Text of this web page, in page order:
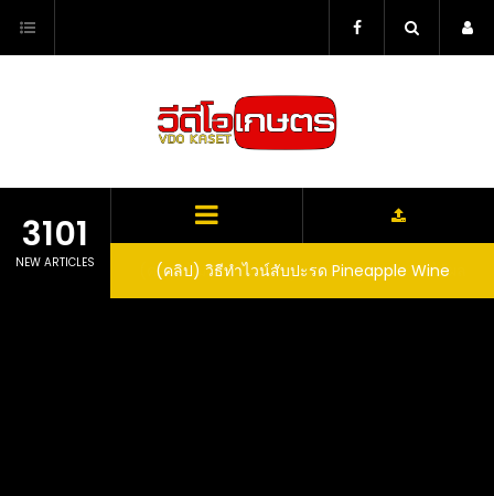
content
3101
NEW ARTICLES
ปในถัง จะได้ผล
expect that
(คลิป) วิธีทำไวน์สับปะรด Pineapple Wine